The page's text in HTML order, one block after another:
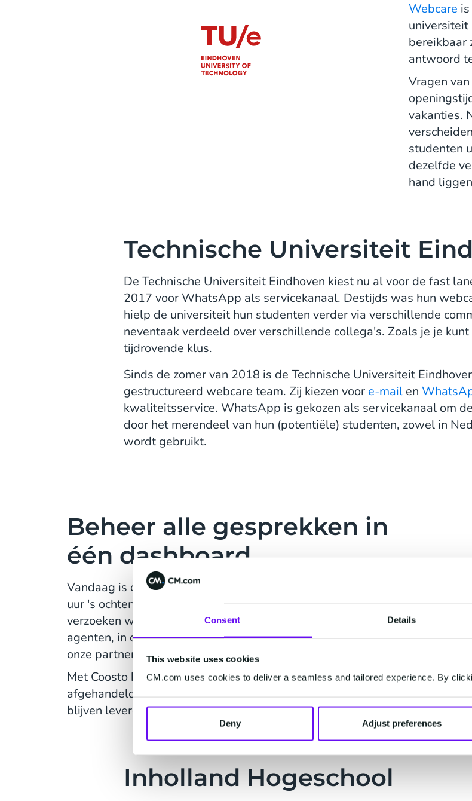
Consent Details
This website uses cookies
CM.com uses cookies to deliver a seamless and tailored experience. By
Deny Adjust preferences
Webcare
universiteit
bereikbaar
antwoord
Vragen
vakanties.
studenten
dezelfde
hand
Technische Universiteit
De Technische Universiteit Eindhoven kiest nu al voor de fast
2017 voor WhatsApp als servicekanaal. Destijds was hun
hielp de universiteit hun studenten verder via verschillende
neventaak verdeeld over verschillende collega's. Zoals je je
tijdrovende klus.
Sinds de zomer van 2018 is de Technische Universiteit
gestructureerd webcare team. Zij kiezen voor e-mail en
kwaliteitsservice. WhatsApp is gekozen als servicekanaal om
door het merendeel van hun (potentiële) studenten, zowel in
wordt gebruikt.
Beheer alle gesprekken in
één dashboard
Vandaag is de universiteit beschikbaar op werkdagen van 7
uur 's ochtends tot 19 uur 's avonds. Alle vragen of
verzoeken worden behandeld door een team van 10
agenten, in dit geval medewerkers, die elk gesprek met
onze partner Coosto beheren.
Met Coosto kunnen alle gesprekken snel en efficiënt worden
afgehandeld. Dit zorgt ervoor dat zij een kwaliteitsservice
blijven leveren met meer tevreden studenten als resultaat.
Inholland Hogeschool